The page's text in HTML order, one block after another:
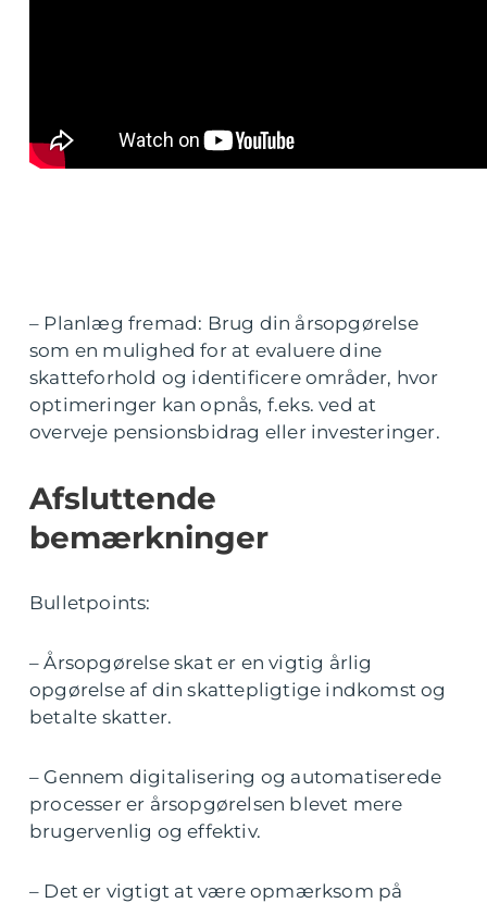
– Planlæg fremad: Brug din årsopgørelse
som en mulighed for at evaluere dine
skatteforhold og identificere områder, hvor
optimeringer kan opnås, f.eks. ved at
overveje pensionsbidrag eller investeringer.
Afsluttende
bemærkninger
Bulletpoints:
– Årsopgørelse skat er en vigtig årlig
opgørelse af din skattepligtige indkomst og
betalte skatter.
– Gennem digitalisering og automatiserede
processer er årsopgørelsen blevet mere
brugervenlig og effektiv.
– Det er vigtigt at være opmærksom på